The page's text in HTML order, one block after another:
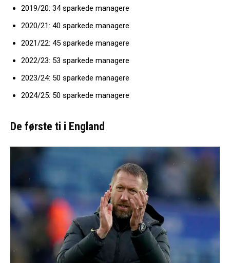
2019/20: 34 sparkede managere
2020/21: 40 sparkede managere
2021/22: 45 sparkede managere
2022/23: 53 sparkede managere
2023/24: 50 sparkede managere
2024/25: 50 sparkede managere
De første ti i England